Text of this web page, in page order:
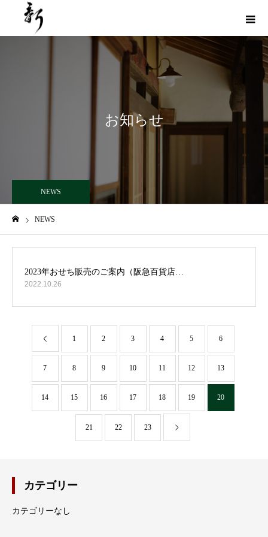
お知らせ
NEWS
NEWS
2022.10.26
1 2 3 4 5 6
7 8 9 10 11 12 13
14 15 16 17 18 19 20
21 22 23
カテゴリー
カテゴリーなし